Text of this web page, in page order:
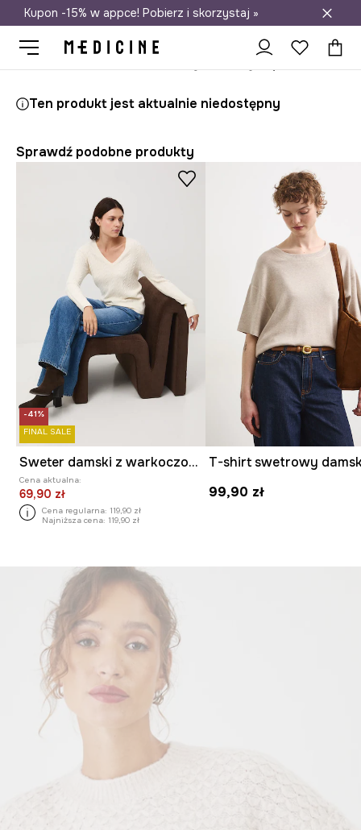
Darmowa dostawa do salonów
Kupon -15% w appce! Pobierz i skorzystaj »
Ten produkt jest aktualnie niedostępny
Sprawdź podobne produkty
-41%
FINAL SALE
Sweter damski z warkoczowym splotem
Cena aktualna:
69,90 zł
Cena regularna: 119,90 zł
Najniższa cena: 119,90 zł
99,90 zł